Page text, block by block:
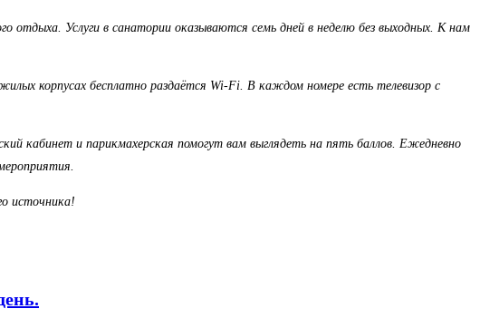
отдыха. Услуги в санатории оказываются семь дней в неделю без выходных. К нам
корпусах бесплатно раздаётся Wi-Fi. В каждом номере есть телевизор с
кабинет и парикмахерская помогут вам выглядеть на пять баллов. Ежедневно
источника!